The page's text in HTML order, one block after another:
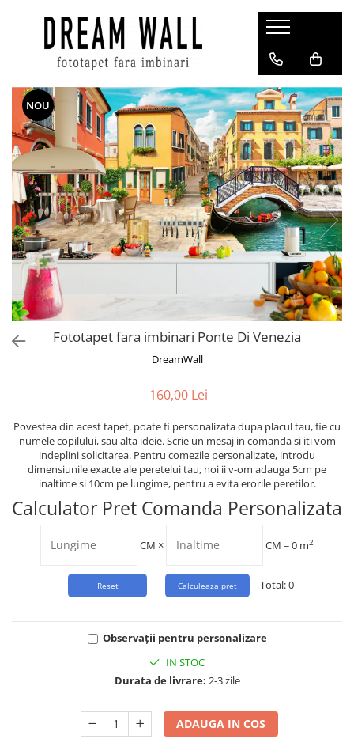
Fototapet fara imbinari
ExclusivArt
Abstract
Arhitectura
Fluid Art
Forme Geometrice
Fototapet 3D
Frescă
Frunze
Natura
Peisaj
Pentru copii
NOU
Fototapet fara imbinari Ponte Di Venezia
DreamWall
160,00 Lei
Povestea din acest tapet, poate fi personalizata dupa placul tau, fie cu
numele copilului, sau alta ideie. Scrie un mesaj in comanda si iti vom
indeplini solicitarea. Pentru comezile personalizate, introdu
dimensiunile exacte ale peretelui tau, noi ii v-om adauga 5cm pe
inaltime si 10cm pe lungime, pentru a evita erorile peretilor.
Calculator Pret Comanda Personalizata
CM × CM =0 m2
Total:0
Observații pentru personalizare
IN STOC
Durata de livrare: 2-3 zile
ADAUGA IN COS